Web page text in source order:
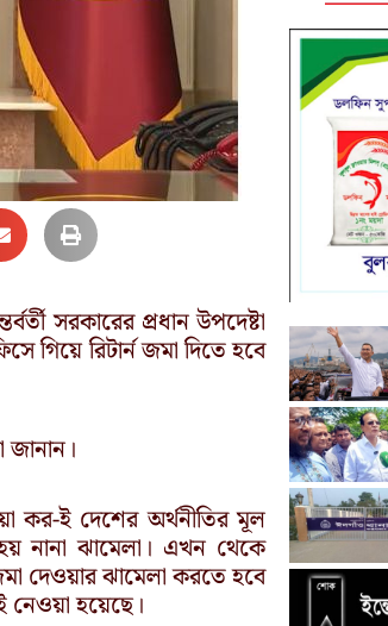
সরকারের প্রধান উপদেষ্টা
গিয়ে রিটার্ন জমা দিতে হবে
কর-ই দেশের অর্থনীতির মূল
নানা ঝামেলা। এখন থেকে
দেওয়ার ঝামেলা করতে হবে
নেওয়া হয়েছে।